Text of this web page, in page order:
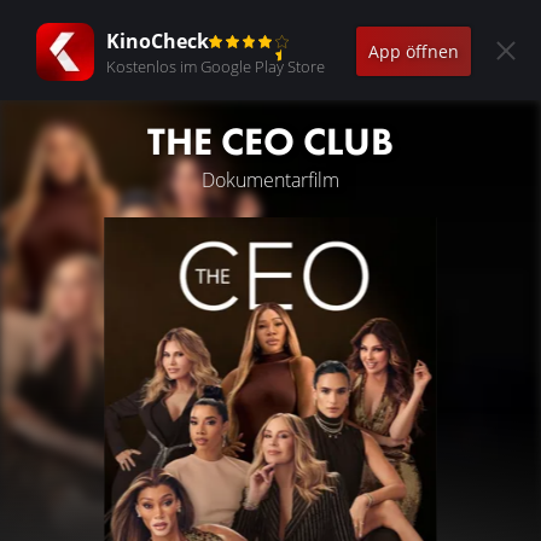
KinoCheck
Kostenlos im Google Play Store
App öffnen
THE CEO CLUB
Dokumentarfilm